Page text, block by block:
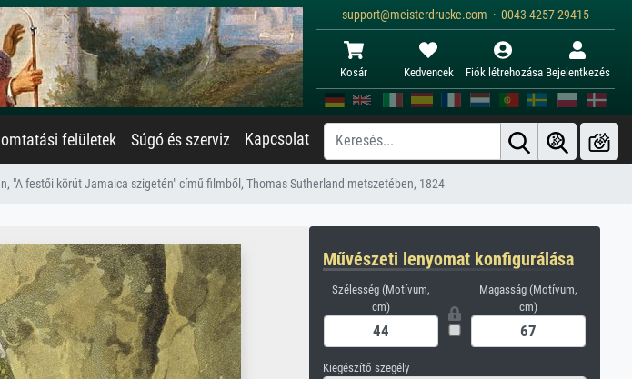
support@meisterdrucke.com · 0043 4257 29415
Kosár Kedvencek Fiók létrehozása Bejelentkezés
felületek Súgó és szerviz Kapcsolat
"A festői körút Jamaica szigetén" című filmből, Thomas Sutherland metszetében, 1824
Művészeti lenyomat konfigurálása
Szélesség (Motívum,
cm)
Magasság (Motívum,
cm)
Kiegészítő szegély